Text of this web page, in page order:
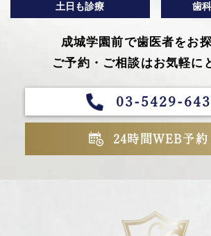
土日も診療 歯
成城学園前で歯医者をお
ご予約・ご相談はお気軽に
03-5429-
24時間WEB予約